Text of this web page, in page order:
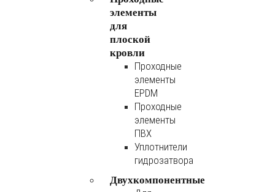
элементы
для
плоской
кровли
Проходные
элементы
EPDM
Проходные
элементы
ПВХ
Уплотнители
гидрозатвора
Двухкомпонентные